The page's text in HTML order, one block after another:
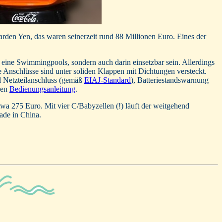
Yen, das waren seinerzeit rund 88 Millionen Euro. Eines der
Swimmingpools, sondern auch darin einsetzbar sein. Allerdings
sind unter soliden Klappen mit Dichtungen versteckt.
(gemäß EIAJ-Standard), Batteriestandswarnung
Bedienungsanleitung.
275 Euro. Mit vier C/Babyzellen (!) läuft der weitgehend
in China.